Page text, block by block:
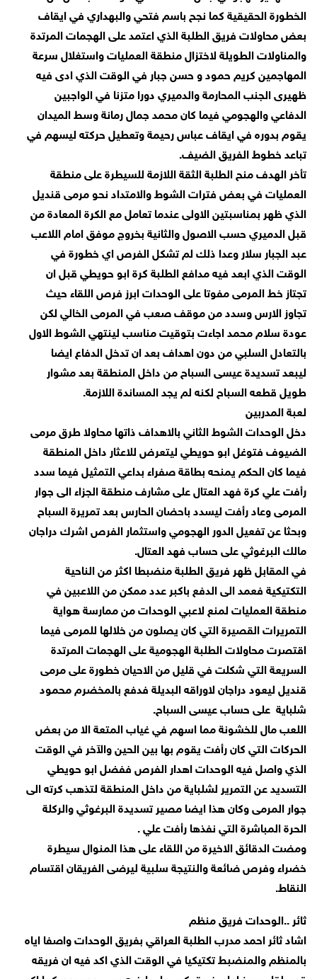
الخطورة الحقيقية كما نجح باسم فتحي والبهداري في ايقاف
بعض محاولات فريق الطلبة الذي اعتمد على الهجمات المرتدة
والمناولات الطويلة لاختزال منطقة العمليات واستغلال سرعة
المهاجمين كريم حمود و حسن جبار في الوقت الذي ادى فيه
ظهيرى الجنب المحارمة والدميري دورا متزنا في الواجبين
الدفاعي والهجومي فيما كان محمد جمال رمانة وسط الميدان
يقوم بدوره في ايقاف عباس رحيمة وتعطيل حركته ليسهم في
تباعد خطوط الفريق الضيف.
تأخر الهدف منح الطلبة الثقة اللازمة للسيطرة على منطقة
العمليات في بعض فترات الشوط والامتداد نحو مرمى قنديل
الذي ظهر بمناسبتين الاولى عندما تعامل مع الكرة المعادة من
قبل الدميري حسب الاصول والثانية بخروج موفق امام اللاعب
عبد الجبار سلار وعدا ذلك لم تشكل الفرص اي خطورة في
الوقت الذي ابعد فيه مدافع الطلبة كرة ابو حويطي قبل ان
تجتاز خط المرمى مفوتا على الوحدات ابرز فرص اللقاء حيث
تجاوز الارس وسدد من موقف صعب في المرمى الخالي لكن
عودة سلام محمد اجاءت بتوقيت مناسب لينتهي الشوط الاول
بالتعادل السلبي من دون اهداف بعد ان تدخل الدفاع ايضا
ليبعد تسديدة عيسى السباح من داخل المنطقة بعد مشوار
طويل قطعه السباح لكنه لم يجد المساندة اللازمة.
لعبة المدربين
دخل الوحدات الشوط الثاني بالاهداف ذاتها محاولا طرق مرمى
الضيوف فتوغل ابو حويطي ليتعرض للاعثار داخل المنطقة
فيما كان الحكم يمنحه بطاقة صفراء بداعي التمثيل فيما سدد
رأفت علي كرة فهد العتال على مشارف منطقة الجزاء الى جوار
المرمى وعاد رأفت ليسدد باحضان الحارس بعد تمريرة السباح
وبحثا عن تفعيل الدور الهجومي واستثمار الفرص اشرك دراجان
مالك البرغوثي على حساب فهد العتال.
في المقابل ظهر فريق الطلبة منضبطا اكثر من الناحية
التكتيكية فعمد الى الدفع باكبر عدد ممكن من اللاعبين في
منطقة العمليات لمنع لاعبي الوحدات من ممارسة هواية
التمريرات القصيرة التي كان يصلون من خلالها للمرمى فيما
اقتصرت محاولات الطلبة الهجومية على الهجمات المرتدة
السريعة التي شكلت في قليل من الاحيان خطورة على مرمى
قنديل ليعود دراجان لاوراقه البديلة فدفع بالمخضرم محمود
شلباية على حساب عيسى السباح.
اللعب مال للخشونة مما اسهم في غياب المتعة الا من بعض
الحركات التي كان رأفت يقوم بها بين الحين والآخر في الوقت
الذي واصل فيه الوحدات اهدار الفرص ففضل ابو حويطي
التسديد عن التمرير لشلباية من داخل المنطقة لتذهب كرته الى
جوار المرمى وكان هذا ايضا مصير تسديدة البرغوثي والركلة
الحرة المباشرة التي نفذها رأفت علي .
ومضت الدقائق الاخيرة من اللقاء على هذا المنوال سيطرة
خضراء وفرص ضائعة والنتيجة سلبية ليرضى الفريقان اقتسام
النقاط.
ثائر ..الوحدات فريق منظم
اشاد ثائر احمد مدرب الطلبة العراقي بفريق الوحدات واصفا اياه
بالمنظم والمنضبط تكتيكيا في الوقت الذي اكد فيه ان فريقه